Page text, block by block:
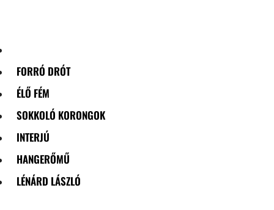
FORRÓ DRÓT
ÉLŐ FÉM
SOKKOLÓ KORONGOK
INTERJÚ
HANGERŐMŰ
LÉNÁRD LÁSZLÓ